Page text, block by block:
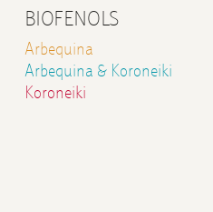
BIOFENOLS
Arbequina
Arbequina & Koroneiki
Koroneiki